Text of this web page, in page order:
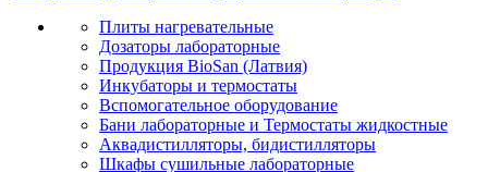
Плиты нагревательные
Дозаторы лабораторные
Продукция BioSan (Латвия)
Инкубаторы и термостаты
Вспомогательное оборудование
Бани лабораторные и Термостаты жидкостные
Аквадистилляторы, бидистилляторы
Шкафы сушильные лабораторные